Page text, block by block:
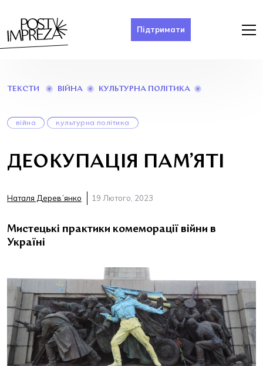
Підтримати
ТЕКСТИ ВІЙНА КУЛЬТУРНА ПОЛІТИКА
війна культурна політика
ДЕОКУПАЦІЯ ПАМ’ЯТІ
Наталя Деревʼянко 19 Лютого, 2023
Мистецькі практики комеморації війни в
Україні